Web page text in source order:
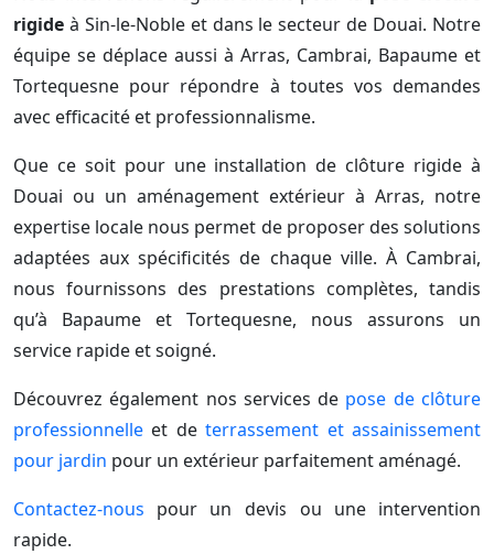
rigide à Sin-le-Noble et dans le secteur de Douai. Notre
équipe se déplace aussi à Arras, Cambrai, Bapaume et
Tortequesne pour répondre à toutes vos demandes
avec efficacité et professionnalisme.
Que ce soit pour une installation de clôture rigide à
Douai ou un aménagement extérieur à Arras, notre
expertise locale nous permet de proposer des solutions
adaptées aux spécificités de chaque ville. À Cambrai,
nous fournissons des prestations complètes, tandis
qu’à Bapaume et Tortequesne, nous assurons un
service rapide et soigné.
Découvrez également nos services de pose de clôture
professionnelle et deterrassement et assainissement
pour jardin pour un extérieur parfaitement aménagé.
Contactez-nous pour un devis ou une intervention
rapide.